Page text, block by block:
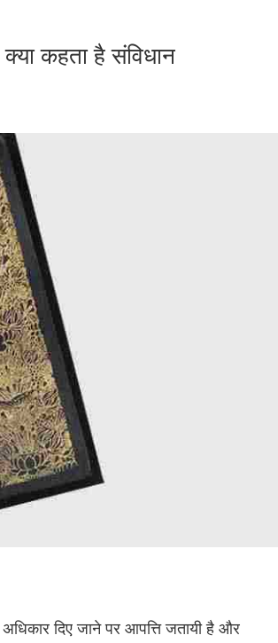
क्या कहता है संविधान
अधिकार दिए जाने पर आपत्ति जतायी है और